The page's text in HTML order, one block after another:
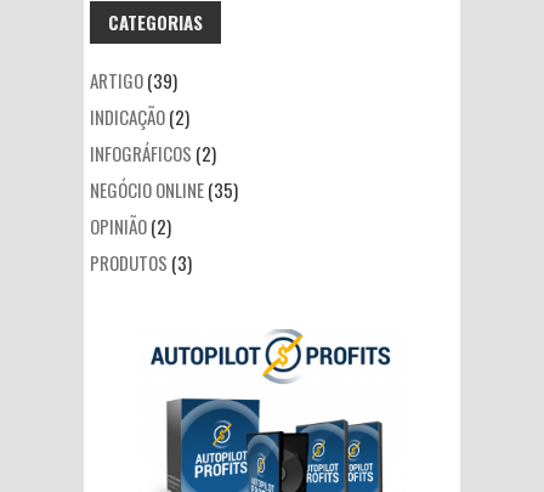
CATEGORIAS
ARTIGO(39)
INDICAÇÃO(2)
INFOGRÁFICOS (2)
NEGÓCIO ONLINE(35)
OPINIÃO(2)
PRODUTOS (3)